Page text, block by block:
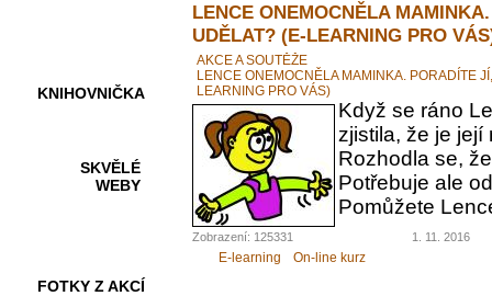
KNIHOVNIČKA
SKVĚLÉ
WEBY
FOTKY Z AKCÍ
LENCE ONEMOCNĚLA
UDĚLAT? (E-LEARNING PRO
AKCE A SOUTĚŽE
LENCE ONEMOCNĚLA MAMINKA. PORADÍTE
LEARNING PRO VÁS)
Když se ráno
zjistila, že je její
Rozhodla se,
Potřebuje ale
Pomůžete
Zobrazení: 125331 1. 11. 2016
E-learning On-line kurz